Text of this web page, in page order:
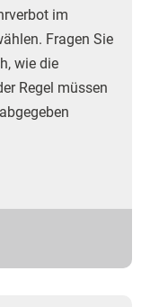
im
Fragen Sie
wie die
Regel müssen